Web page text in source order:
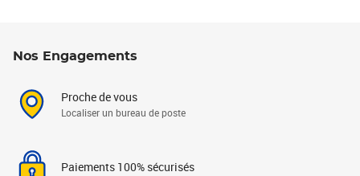
Nos Engagements
Proche de vous
Localiser un bureau de poste
Paiements 100% sécurisés